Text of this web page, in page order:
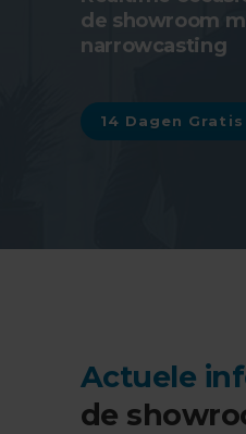
de showroom
narrowcasting
14 Dagen
Actuele
de